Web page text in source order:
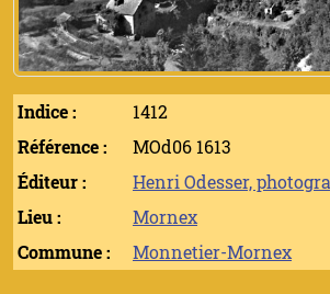
Indice :
1412
Référence :
MOd06 1613
Éditeur :
Henri Odesser,
Lieu :
Mornex
Commune :
Monnetier-Mornex